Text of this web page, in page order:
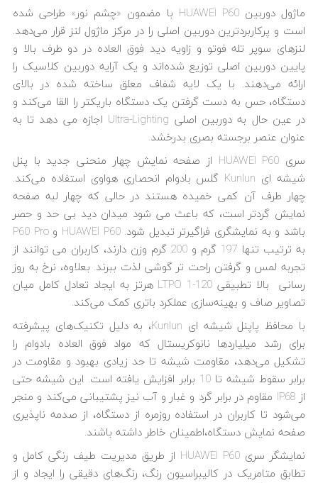
ماژول دوربین HUAWEI P60 با مضمون «چشم نور» طراحی شده
است و پرکاربردترین دوربین اصلی را در مرکز ماژول لنز قرار می‌دهد.
لنزهای سوپر تله فوتو و زاویه دید فوق العاده در دو طرف بالا و
پایین دوربین اصلی توزیع شده‌اند و یک آرایه دوربین کلاسیک را
ارائه می‌دهند. با یک لایه شفاف معلق ساخته شده در بالای
دستگاه، حس به دست گرفتن یک دستگاه باریکتر را القا می‌کند و
در عین حال به دوربین اصلی Ultra-Lighting اجازه می دهد تا به
عنوان عنصر برجسته بصری بدرخشد.
سری HUAWEI P60 از صفحه نمایش چهار منحنی جدید با پنل
شیشه ای Kunlun گلس بادوام انحصاری هواوی استفاده می‌کند.
چهار طرف آن کمی خمیده هستند در حالی که چهار لبه صفحه
نمایش گردتر است، که باعث می شود میدان دید بی حد و حصر
باشد و به نمایشگری فراگیرتر تبدیل شود. HUAWEI P60 و P60 Pro
به ترتیب تنها 197 گرم و 200 گرم وزن دارند، کاربران می توانند از
تجربه لمس و گرفتن راحت تر گوشی لذت ببرند. بعلاوه، نرخ به روز
رسانی بالا تطبیقی ​​LTPO 1-120 هرتز به ایجاد تعادل کامل میان
تصاویر صاف و بهینه‌سازی عملکرد باتری کمک می‌کند.
با محافظ پاپنل شیشه ای Kunlun، به دلیل تکنیک‌های پیشرفته
برای رشد میلیاردها نانوکریستال که مواد فوق العاده بادوام را
تشکیل می‌دهد، مقاومت شیشه تا حد زیادی بهبود و مقاومت در
برابر سقوط شیشه تا 10 برابر افزایش یافته است. این شیشه حتی
از IP68 مقاوم در برابر گرد و غبار و آب نیز پشتیبانی می‌کند و منجر
می‌شود تا کاربران در استفاده روزمره از دستگاه، از صدمه ناپذیری
صفحه نمایش دستگاه،اطمینان خاطر داشته باشند.
نمایشگر سری HUAWEI P60 از طریق مدیریت طیف رنگی کامل و
تطابق متامریک در کالیبراسیون رنگ، رنگ‌های دقیقی را ایجاد و از